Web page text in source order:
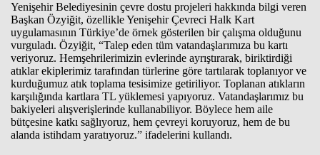
Yenişehir Belediyesinin çevre dostu projeleri hakkında bilgi veren
Başkan Özyiğit, özellikle Yenişehir Çevreci Halk Kart
uygulamasının Türkiye’de örnek gösterilen bir çalışma olduğunu
vurguladı. Özyiğit, “Talep eden tüm vatandaşlarımıza bu kartı
veriyoruz. Hemşehrilerimizin evlerinde ayrıştırarak, biriktirdiği
atıklar ekiplerimiz tarafından türlerine göre tartılarak toplanıyor ve
kurduğumuz atık toplama tesisimize getiriliyor. Toplanan atıkların
karşılığında kartlara TL yüklemesi yapıyoruz. Vatandaşlarımız bu
bakiyeleri alışverişlerinde kullanabiliyor. Böylece hem aile
bütçesine katkı sağlıyoruz, hem çevreyi koruyoruz, hem de bu
alanda istihdam yaratıyoruz.” ifadelerini kullandı.
Haberin Doğru Adresi.